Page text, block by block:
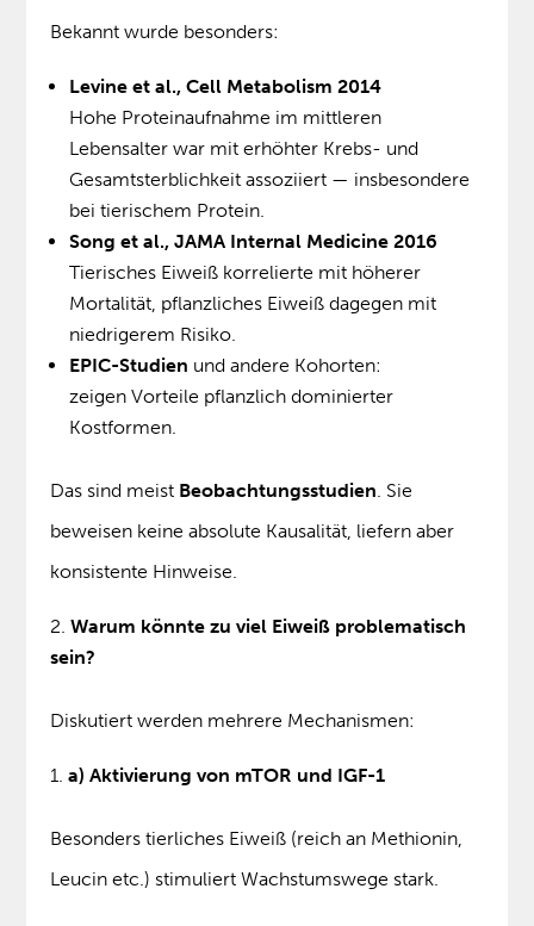
Bekannt wurde besonders:
Levine et al., Cell Metabolism 2014
Hohe Proteinaufnahme im mittleren
Lebensalter war mit erhöhter Krebs- und
Gesamtsterblichkeit assoziiert — insbesondere
bei tierischem Protein.
Song et al., JAMA Internal Medicine 2016
Tierisches Eiweiß korrelierte mit höherer
Mortalität, pflanzliches Eiweiß dagegen mit
niedrigerem Risiko.
EPIC-Studien und andere Kohorten:
zeigen Vorteile pflanzlich dominierter
Kostformen.
Das sind meist Beobachtungsstudien. Sie
beweisen keine absolute Kausalität, liefern aber
konsistente Hinweise.
Warum könnte zu viel Eiweiß problematisch
sein?
Diskutiert werden mehrere Mechanismen:
a) Aktivierung von mTOR und IGF-1
Besonders tierliches Eiweiß (reich an Methionin,
Leucin etc.) stimuliert Wachstumswege stark.